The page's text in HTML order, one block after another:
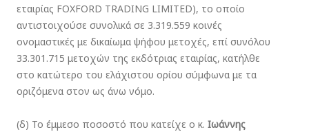
εταιρίας FOXFORD TRADING LIMITED), το οποίο
αντιστοιχούσε συνολικά σε 3.319.559 κοινές
ονομαστικές με δικαίωμα ψήφου μετοχές, επί συνόλου
33.301.715 μετοχών της εκδότριας εταιρίας, κατήλθε
στο κατώτερο του ελάχιστου ορίου σύμφωνα με τα
οριζόμενα στον ως άνω νόμο.
(δ) Το έμμεσο ποσοστό που κατείχε ο κ. Ιωάννης